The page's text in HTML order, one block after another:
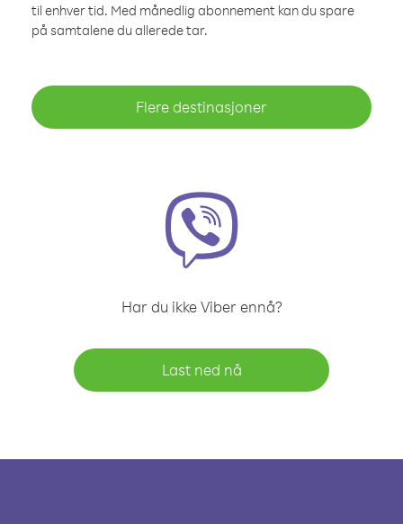
til enhver tid. Med månedlig abonnement kan du spare
på samtalene du allerede tar.
Flere destinasjoner
Har du ikke Viber ennå?
Last ned nå